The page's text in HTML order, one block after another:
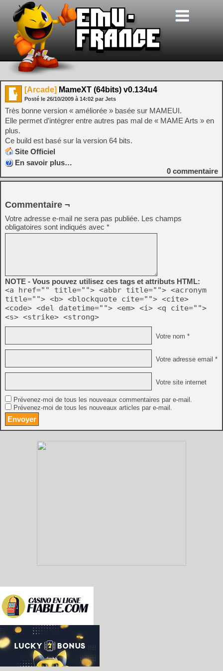
[Arcade] MameXT (64bits) v0.134u4
Posté le 26/10/2009 à 14:02 par Jets
Très bonne version « améliorée » basée sur MAMEUI.
Elle permet d’intégrer entre autres pas mal de « MAME Arts » en
plus.
Ce build est basé sur la version 64 bits.
Site Officiel
En savoir plus…
0 commentaire
Commentaire ¬
Votre adresse e-mail ne sera pas publiée. Les champs
obligatoires sont indiqués avec *
NOTE - Vous pouvez utilisez ces tags et attributs HTML:
<a href="" title=""> <abbr title=""> <acronym
title=""> <b> <blockquote cite=""> <cite>
<code> <del datetime=""> <em> <i> <q cite="">
<s> <strike> <strong>
Votre nom *
Votre adresse email *
Votre site internet
Prévenez-moi de tous les nouveaux commentaires par e-mail.
Prévenez-moi de tous les nouveaux articles par e-mail.